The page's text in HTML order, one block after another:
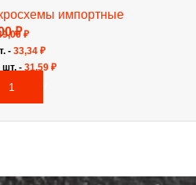
импортные
₽
КОРЗИНУ
₽
- 33,34 ₽
шт. - 31,59 ₽